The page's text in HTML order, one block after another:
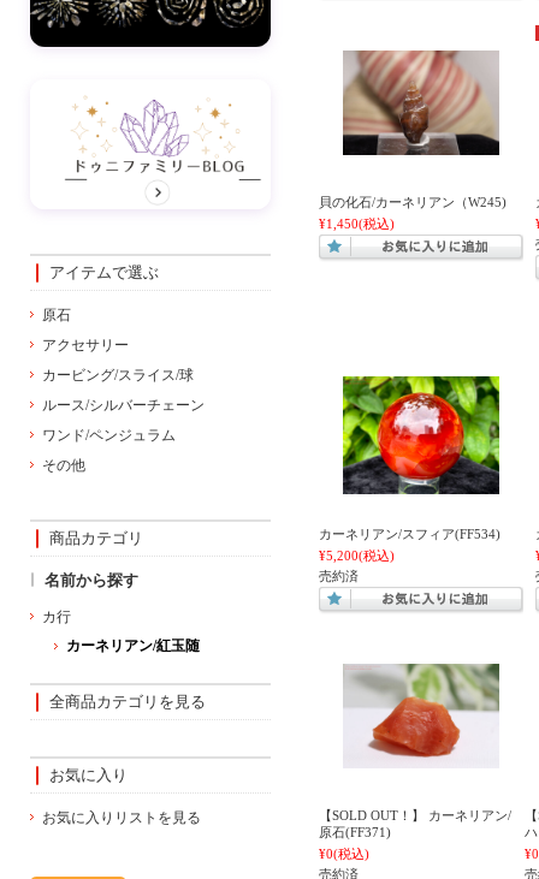
貝の化石/カーネリアン（W245)
¥1,450(税込)
カーネリアン/スフィア(FF534)
¥5,200(税込)
売約済
【SOLD OUT！】 カーネリアン/
原石(FF371)
¥0(税込)
売約済
¥0
アイテムで選ぶ
原石
アクセサリー
カービング/スライス/球
ルース/シルバーチェーン
ワンド/ペンジュラム
その他
商品カテゴリ
名前から探す
カ行
カーネリアン/紅玉随
全商品カテゴリを見る
お気に入り
お気に入りリストを見る